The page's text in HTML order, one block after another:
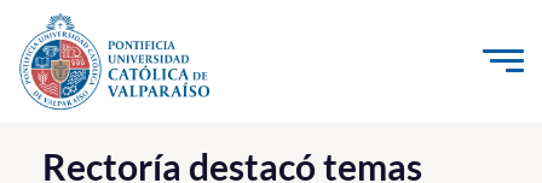
Click acá para ir directamente al contenido
La Universidad
Rectoría destacó temas